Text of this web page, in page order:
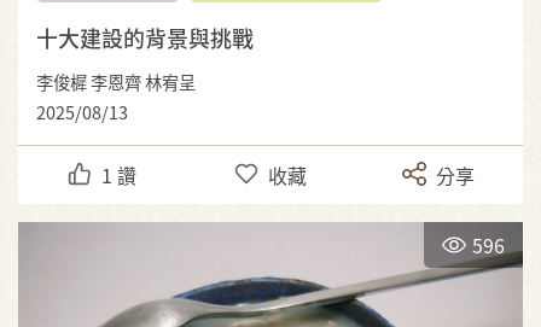
十大建設的背景與挑戰
李俊樨 李恩齊 林宥呈
2025/08/13
1 讚 收藏 分享
596